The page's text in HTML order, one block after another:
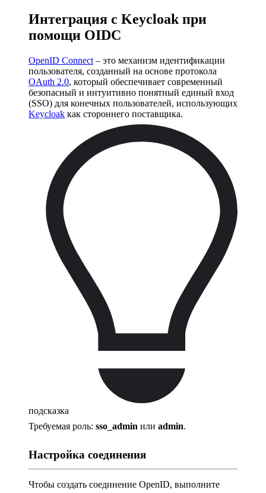
Интеграция с Keycloak при
помощи OIDC
OpenID Connect – это механизм идентификации
пользователя, созданный на основе протокола
OAuth 2.0, который обеспечивает современный
безопасный и интуитивно понятный единый вход
(SSO) для конечных пользователей, использующих
Keycloak как стороннего поставщика.
подсказка
Требуемая роль: sso_admin или admin.
Настройка соединения
Чтобы создать соединение OpenID, выполните